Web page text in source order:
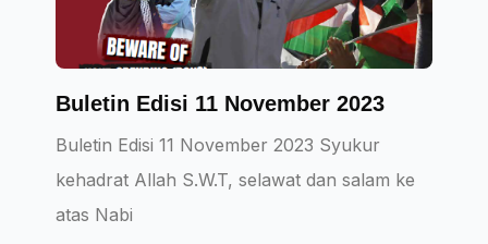
Buletin Edisi 11 November 2023
Buletin Edisi 11 November 2023 Syukur
kehadrat Allah S.W.T, selawat dan salam ke
atas Nabi